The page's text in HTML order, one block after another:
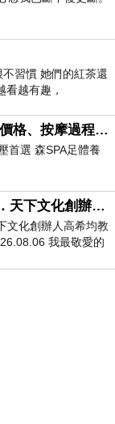
習慣 她們的紅茶還
越有趣，
招牌森雞湯課程腳底+指壓體驗！環境、價格、按摩過程全紀錄，森SPA足體養生館松江館最新價格表
首選 森SPA足體養
我最敬愛的老闆、遠見．天下文化創辦人高希均教授
文化創辦人高希均教
我最敬愛的
希均教